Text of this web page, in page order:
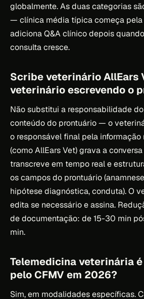
globalmente. As duas categorias
— clínica média típica começa pela
adiciona Q&A clínico depois
consulta cresce.
Scribe veterinário AllEars
veterinário escrevendo o
Não substitui a responsabilidade
conteúdo do prontuário — o
o responsável final pela
(como AllEars Vet) grava a
transcreve em tempo real e
os campos do prontuário
hipótese diagnóstica, conduta). O
edita se necessário e assina.
de documentação: de 15-30 min
min.
Telemedicina veterinária
pelo CFMV em 2026?
Sim, em modalidades específicas.